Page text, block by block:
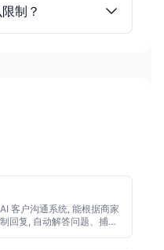
制？
客户沟通系统, 能根据商家
回复, 自动解答问题、捕获